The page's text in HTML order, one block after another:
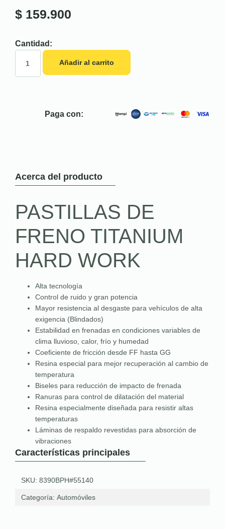
$ 159.900
Cantidad:
Añadir al carrito
Paga con:
Acerca del producto
PASTILLAS DE
FRENO TITANIUM
HARD WORK
Alta tecnología
Control de ruido y gran potencia
Mayor resistencia al desgaste para vehículos de alta
exigencia (Blindados)
Estabilidad en frenadas en condiciones variables de
clima lluvioso, calor, frío y humedad
Coeficiente de fricción desde FF hasta GG
Resina especial para mejor recuperación al cambio de
temperatura
Biseles para reducción de impacto de frenada
Ranuras para control de dilatación del material
Resina especialmente diseñada para resistir altas
temperaturas
Láminas de respaldo revestidas para absorción de
vibraciones
Características principales
SKU: 8390BPH#55140
Categoría: Automóviles